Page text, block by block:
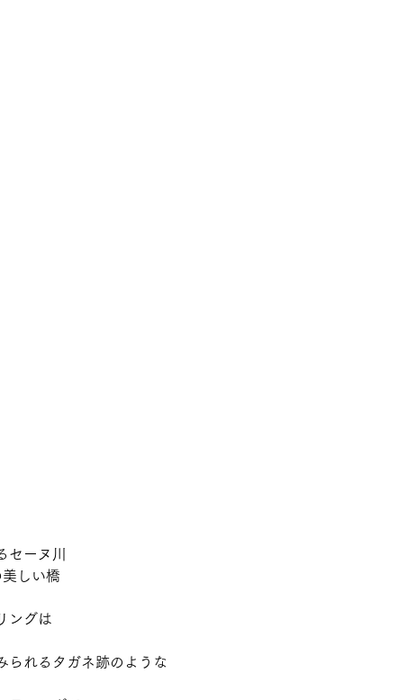
セーヌ川
しい橋
ングは
られるタガネ跡のような